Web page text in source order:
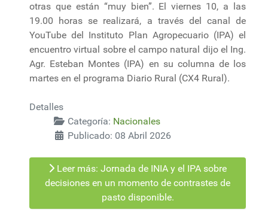
otras que están “muy bien”. El viernes 10, a las
19.00 horas se realizará, a través del canal de
YouTube del Instituto Plan Agropecuario (IPA) el
encuentro virtual sobre el campo natural dijo el Ing.
Agr. Esteban Montes (IPA) en su columna de los
martes en el programa Diario Rural (CX4 Rural).
Detalles
Categoría: Nacionales
Publicado: 08 Abril 2026
Leer más: Jornada de INIA y el IPA sobre
decisiones en un momento de contrastes de
pasto disponible.